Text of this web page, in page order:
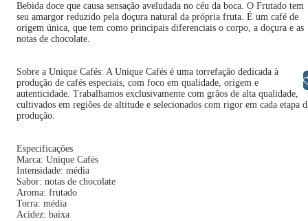
Bebida doce que causa sensação aveludada no céu da boca. O Frutado tem
seu amargor reduzido pela doçura natural da própria fruta. É um café de
origem única, que tem como principais diferenciais o corpo, a doçura e as
notas de chocolate.
Sobre a Unique Cafés: A Unique Cafés é uma torrefação dedicada à
produção de cafés especiais, com foco em qualidade, origem e
autenticidade. Trabalhamos exclusivamente com grãos de alta qualidade,
cultivados em regiões de altitude e selecionados com rigor em cada etapa
produção.
Especificações
Marca: Unique Cafés
Intensidade: média
Sabor: notas de chocolate
Aroma: frutado
Torra: média
Acidez: baixa
Libras